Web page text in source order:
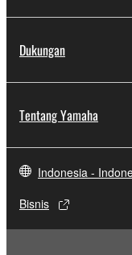
Dukungan
Tentang Yamaha
Indonesia -
Bisnis